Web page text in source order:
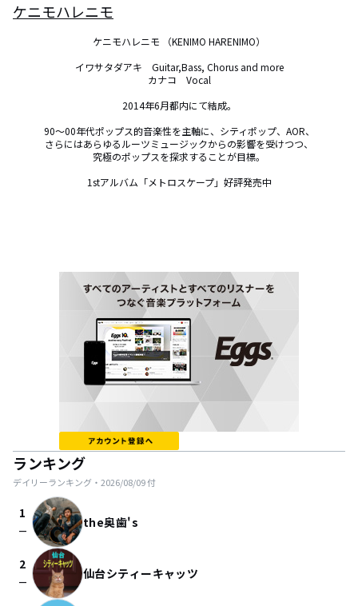
ケニモハレニモ
ケニモハレニモ （KENIMO HARENIMO）
イワサタダアキ　Guitar,Bass, Chorus and more
カナコ　Vocal
2014年6月都内にて結成。
90～00年代ポップス的音楽性を主軸に、シティポップ、AOR、
さらにはあらゆるルーツミュージックからの影響を受けつつ、
究極のポップスを探求することが目標。
1stアルバム「メトロスケープ」好評発売中
ランキング
デイリーランキング・ 2026/08/09付
1
check_indeterminate_small the奥歯's
2
check_indeterminate_small 仙台シティーキャッツ